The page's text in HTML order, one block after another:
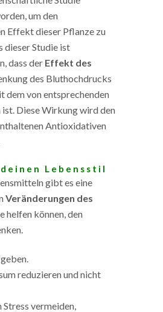
um den
Effekt dieser Pflanze zu
dieser Studie ist
dass der Effekt des
des Bluthochdrucks
dem von entsprechenden
Diese Wirkung wird den
Antioxidativen
Lebensstil
gibt es eine
Veränderungen des
helfen können, den
reduzieren und nicht
Stress vermeiden,